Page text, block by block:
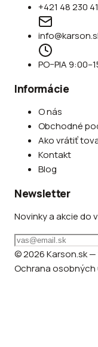
+421 48 230
PO–PIA
Informácie
O nás
Obchodné
Ako vrátiť
Kontakt
Blog
Newsletter
Novinky a akcie do
© 2026 Karson.sk
Ochrana